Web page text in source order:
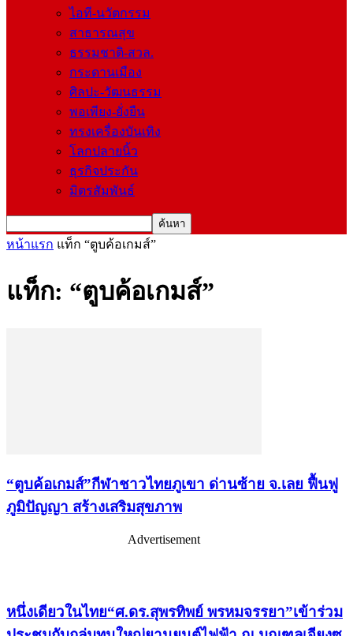
ไอที-นวัตกรรม
สาธารณสุข
ธรรมชาติ-สวล.
กระดานเมือง
ศิลปะ-วัฒนธรรม
พอเพียง-ยั่งยืน
ทรงเครื่องบันเทิง
โลกปลายนิ้ว
ธุรกิจประกัน
มิตรสัมพันธ์
หน้าแรก แท็ก “ตูบค้อเกมส์”
แท็ก: “ตูบค้อเกมส์”
“ตูบค้อเกมส์”กีฬาชาวไทยภูเขา ด่านซ้าย จ.เลย ฟื้นฟู
ภูมิปัญญา สร้างเสริมสุขภาพ
Advertisement
หนึ่งเดียวในไทย“ศ.ดร.สุพรทิพย์ พรหมจรรยา”เข้าร่วม